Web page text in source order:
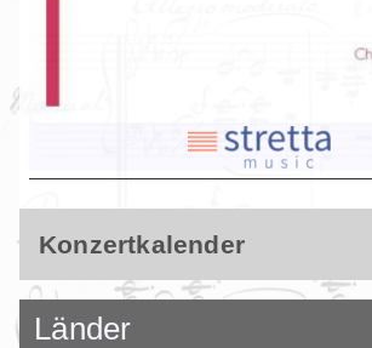
Konzertkalender
Länder